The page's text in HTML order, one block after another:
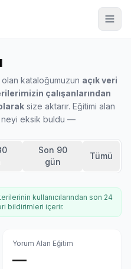
kataloğumuzun açık veri
çalışanlarından
size aktarır. Eğitimi alan
neyi eksik buldu —
Son 90
gün
Tümü
kullanıcılarından son 24
bildirimleri içerir.
Yorum Alan Eğitim
—